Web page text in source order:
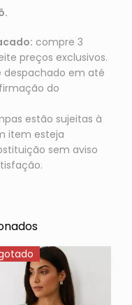
compre 3
preços exclusivos.
despachado em até
do
estão sujeitas à
item esteja
sem aviso